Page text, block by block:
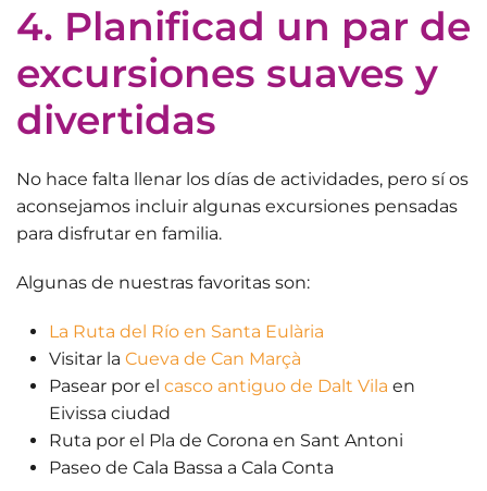
4. Planificad un par de
excursiones suaves y
divertidas
No hace falta llenar los días de actividades, pero sí os
aconsejamos incluir algunas excursiones pensadas
para disfrutar en familia.
Algunas de nuestras favoritas son:
La Ruta del Río en Santa Eulària
Visitar la Cueva de Can Marçà
Pasear por el casco antiguo de Dalt Vila en
Eivissa ciudad
Ruta por el Pla de Corona en Sant Antoni
Paseo de Cala Bassa a Cala Conta